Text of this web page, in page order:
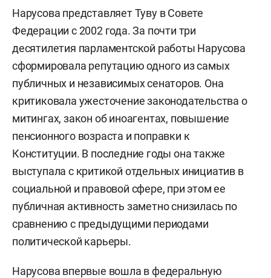
Нарусова представляет Туву в Совете
Федерации с 2002 года. За почти три
десятилетия парламентской работы Нарусова
сформировала репутацию одного из самых
публичных и независимых сенаторов. Она
критиковала ужесточение законодательства о
митингах, закон об иноагентах, повышение
пенсионного возраста и поправки к
Конституции. В последние годы она также
выступала с критикой отдельных инициатив в
социальной и правовой сфере, при этом ее
публичная активность заметно снизилась по
сравнению с предыдущими периодами
политической карьеры.
Нарусова впервые вошла в федеральную